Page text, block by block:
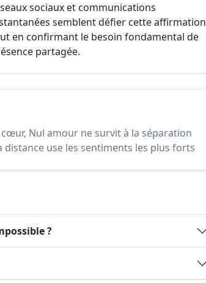
sociaux et communications
semblent défier cette affirmation
en confirmant le besoin fondamental de
partagée.
Nul amour ne survit à la séparation
use les sentiments les plus forts
?